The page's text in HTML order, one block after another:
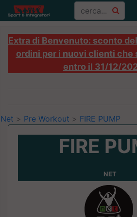
Extra di Benvenuto: sconto
ordini per i nuovi clienti che
entro il 31/12/
Net > Pre Workout > FIRE PUMP
FIRE
NET